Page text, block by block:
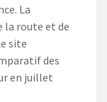
La
la route et de
site
des
en juillet